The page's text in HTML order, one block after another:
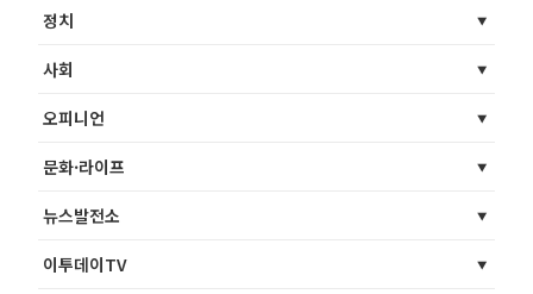
정치
사회
오피니언
문화·라이프
뉴스발전소
이투데이TV